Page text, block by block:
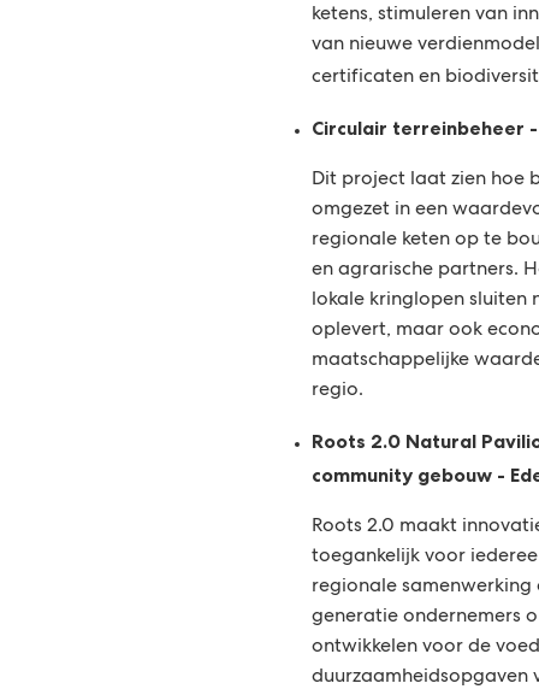
ketens, stimuleren van
van nieuwe
certificaten en
Circulair terreinbeheer
Dit project laat zien hoe
omgezet in een
regionale keten op te
en agrarische partners.
lokale kringlopen sluiten
oplevert, maar ook
maatschappelijke
regio.
Roots 2.0 Natural
community gebouw -
Roots 2.0 maakt
toegankelijk voor
regionale samenwerking
generatie ondernemers
ontwikkelen voor de
duurzaamheidsopgaven